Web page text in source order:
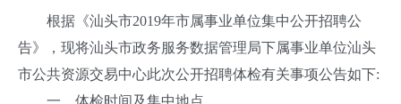
根据《汕头市2019年市属事业单位集中公开招聘公
告》，现将汕头市政务服务数据管理局下属事业单位汕头
市公共资源交易中心此次公开招聘体检有关事项公告如下:
一、体检时间及集中地点